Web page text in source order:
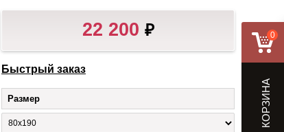
22 200 ₽
Быстрый заказ
Размер
0
КОРЗИНА